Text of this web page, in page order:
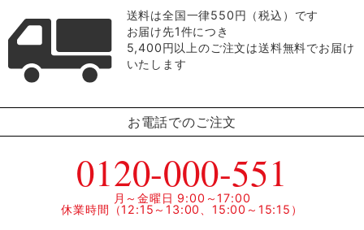
送料は全国一律550円（税込）です
お届け先1件につき
5,400円以上のご注文は送料無料でお届け
いたします
お電話でのご注文
0120-000-551
月～金曜日 9:00～17:00
休業時間（12:15～13:00、15:00～15:15）